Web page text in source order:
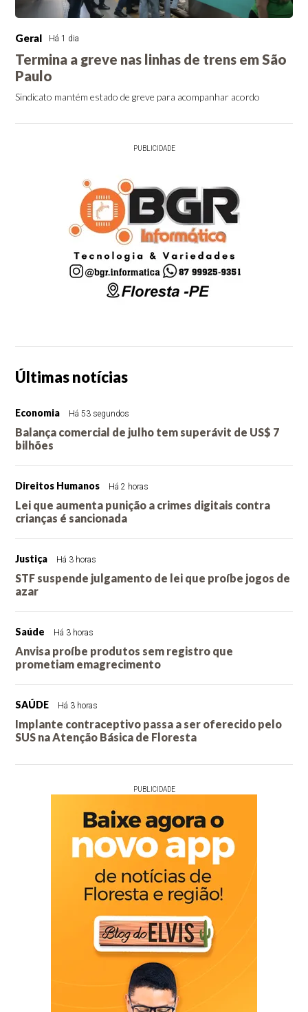
Geral Há 1 dia
Termina a greve nas linhas de trens em São
Paulo
Sindicato mantém estado de greve para acompanhar acordo
PUBLICIDADE
Últimas notícias
Economia Há 53 segundos
Balança comercial de julho tem superávit de US$ 7
bilhões
Direitos Humanos Há 2 horas
Lei que aumenta punição a crimes digitais contra
crianças é sancionada
Justiça Há 3 horas
STF suspende julgamento de lei que proíbe jogos de
azar
Saúde Há 3 horas
Anvisa proíbe produtos sem registro que
prometiam emagrecimento
SAÚDE Há 3 horas
Implante contraceptivo passa a ser oferecido pelo
SUS na Atenção Básica de Floresta
PUBLICIDADE